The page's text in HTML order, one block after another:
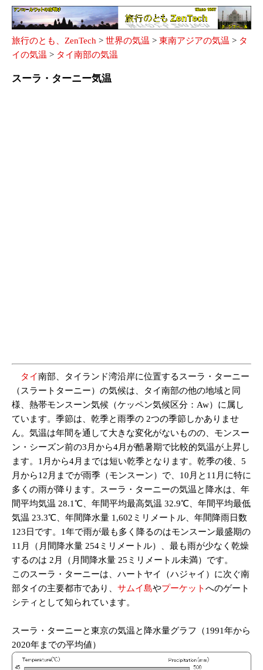
旅行のとも、ZenTech > 世界の気温 > 東南アジアの気温 > タ
イの気温 > タイ南部の気温
スーラ・ターニー気温
タイ南部、タイランド湾沿岸に位置するスーラ・ターニー
（スラートターニー）の気候は、タイ南部の他の地域と同
様、熱帯モンスーン気候（ケッペン気候区分：Aw）に属し
ています。季節は、乾季と雨季の 2つの季節しかありませ
ん。気温は年間を通して大きな変化がないものの、モンスー
ン・シーズン前の3月から4月が酷暑期で比較的気温が上昇し
ます。1月から4月までは短い乾季となります。乾季の後、5
月から12月までが雨季（モンスーン）で、10月と11月に特に
多くの雨が降ります。スーラ・ターニーの気温と降水は、年
間平均気温 28.1℃、年間平均最高気温 32.9℃、年間平均最低
気温 23.3℃、年間降水量 1,602ミリメートル、年間降雨日数
123日です。1年で雨が最も多く降るのはモンスーン最盛期の
11月（月間降水量 254ミリメートル）、最も雨が少なく乾燥
するのは 2月（月間降水量 25ミリメートル未満）です。
このスーラ・ターニーは、ハートヤイ（ハジャイ）に次ぐ南
部タイの主要都市であり、 サムイ島やプーケットへのゲート
シティとして知られています。
スーラ・ターニーと東京の気温と降水量グラフ（1991年から
2020年までの平均値）